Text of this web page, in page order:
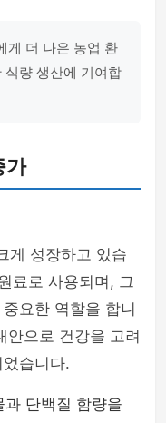
게 더 나은 농업 환
식량 생산에 기여합
가
게 성장하고 있습
료로 사용되며, 그
요한 역할을 합니
안으로 건강을 고려
습니다.
단백질 함량을